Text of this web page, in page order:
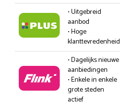
• Uitgebreid
aanbod
• Hoge
klanttevredenheid
• Dagelijks nieuwe
aanbiedingen
• Enkele in enkele
grote steden
actief